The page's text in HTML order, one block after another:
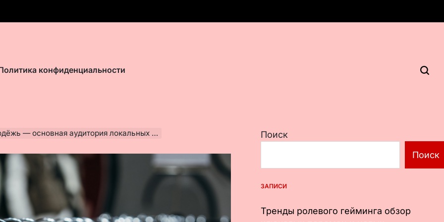
конфиденциальности
основная аудитория локальных производителей
Поиск
Поиск
ЗАПИСИ
Тренды ролевого гейминга обзор